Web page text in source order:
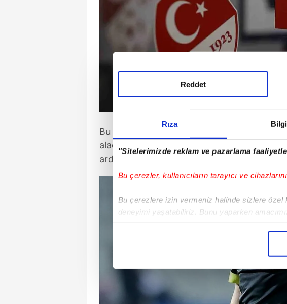
Rıza
"Sitelerimizde reklam ve pazarlama
Bu çerezler, kullanıcıların tarayıcı ve
Bu çerezlere izin vermeniz halinde sizlere
deneyimi yaşatabiliriz. Bunu yaparken
içerikleri sunabilmek adına elimizden gelen
Sizlere daha iyi bir hizmet sunabilmek için
çerezler vasıtasıyla çeşitli kişisel verileriniz
Reddet
Bu süre içerisinde hakemlerimiz teknik ve
alacak gibi hazırlıklarına devam edecektir.
ardından yeniden değerlendirme yapılacaktır.